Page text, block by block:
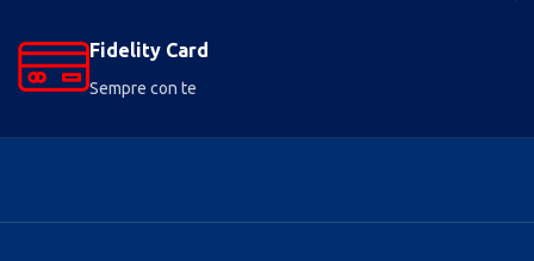
Fidelity Card
Sempre con te